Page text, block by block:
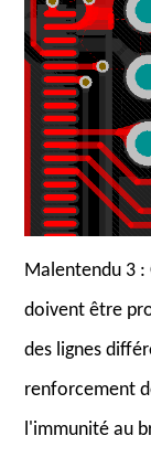
Malentendu 3 :
doivent être
des lignes
renforcement
l'immunité au